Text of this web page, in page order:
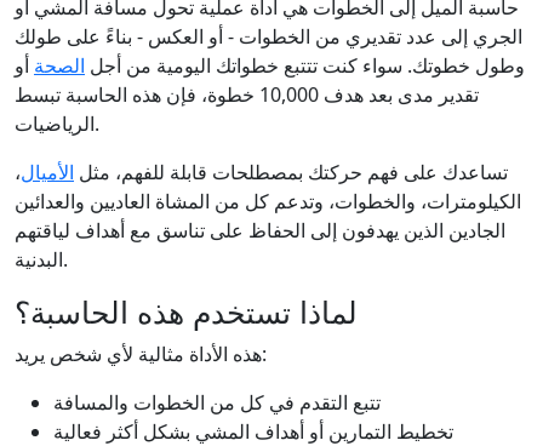
حاسبة الميل إلى الخطوات هي أداة عملية تحول مسافة المشي أو
الجري إلى عدد تقديري من الخطوات - أو العكس - بناءً على طولك
وطول خطوتك. سواء كنت تتتبع خطواتك اليومية من أجل الصحة أو
تقدير مدى بعد هدف 10,000 خطوة، فإن هذه الحاسبة تبسط
الرياضيات.
تساعدك على فهم حركتك بمصطلحات قابلة للفهم، مثل الأميال،
الكيلومترات، والخطوات، وتدعم كل من المشاة العاديين والعدائين
الجادين الذين يهدفون إلى الحفاظ على تناسق مع أهداف لياقتهم
البدنية.
لماذا تستخدم هذه الحاسبة؟
هذه الأداة مثالية لأي شخص يريد:
تتبع التقدم في كل من الخطوات والمسافة
تخطيط التمارين أو أهداف المشي بشكل أكثر فعالية